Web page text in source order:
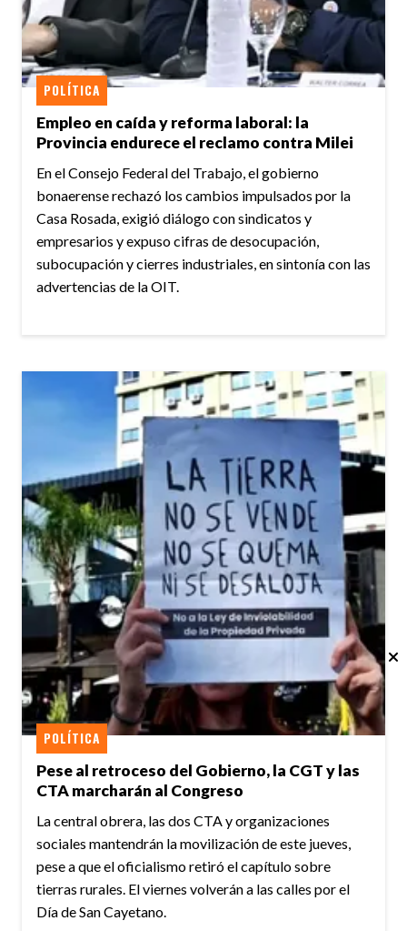
Empleo en caída y reforma laboral: la
Provincia endurece el reclamo contra Milei
POLÍTICA
En el Consejo Federal del Trabajo, el gobierno
bonaerense rechazó los cambios impulsados por la
Casa Rosada, exigió diálogo con sindicatos y
empresarios y expuso cifras de desocupación,
subocupación y cierres industriales, en sintonía con las
advertencias de la OIT.
Pese al retroceso del Gobierno, la CGT y las
CTA marcharán al Congreso
POLÍTICA
La central obrera, las dos CTA y organizaciones
sociales mantendrán la movilización de este jueves,
pese a que el oficialismo retiró el capítulo sobre
tierras rurales. El viernes volverán a las calles por el
Día de San Cayetano.